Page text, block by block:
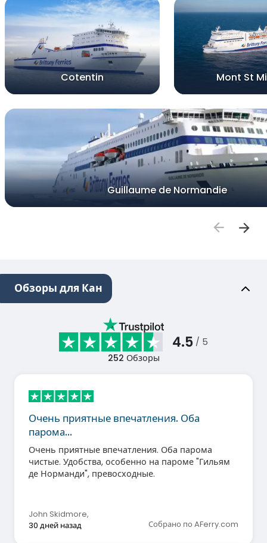
Cotentin Mont St
Guillaume de Normandie
Обзоры для Кан
4.5 / 5
252 Обзоры
Очень приятные впечатления. Оба
парома…
Очень приятные впечатления. Оба парома
чистые. Удобства, особенно на пароме "Гильям
де Норманди", превосходные.
John Skidmore,
30 дней назад
Собрано по AFerry.com